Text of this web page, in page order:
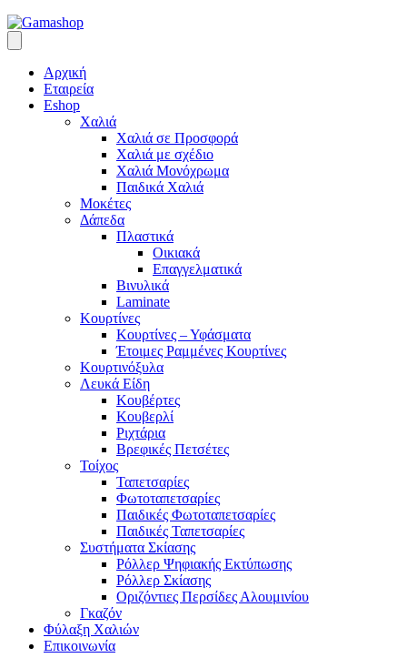
Αρχική
Εταιρεία
Eshop
Χαλιά
Χαλιά σε Προσφορά
Χαλιά με σχέδιο
Χαλιά Μονόχρωμα
Παιδικά Χαλιά
Μοκέτες
Δάπεδα
Πλαστικά
Οικιακά
Επαγγελματικά
Βινυλικά
Laminate
Κουρτίνες
Κουρτίνες – Υφάσματα
Έτοιμες Ραμμένες Κουρτίνες
Κουρτινόξυλα
Λευκά Είδη
Κουβέρτες
Κουβερλί
Ριχτάρια
Βρεφικές Πετσέτες
Τοίχος
Ταπετσαρίες
Φωτοταπετσαρίες
Παιδικές Φωτοταπετσαρίες
Παιδικές Ταπετσαρίες
Συστήματα Σκίασης
Ρόλλερ Ψηφιακής Εκτύπωσης
Ρόλλερ Σκίασης
Οριζόντιες Περσίδες Αλουμινίου
Γκαζόν
Φύλαξη Χαλιών
Επικοινωνία